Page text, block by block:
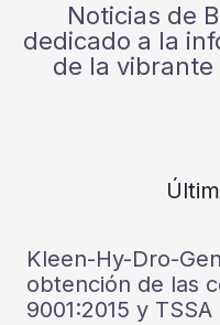
Noticias de
dedicado a la
de la
Kleen-Hy-Dro-
obtención de las
9001:2015 y TSSA